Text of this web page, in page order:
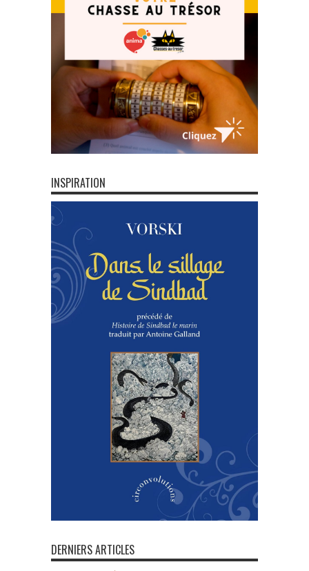
INSPIRATION
DERNIERS ARTICLES